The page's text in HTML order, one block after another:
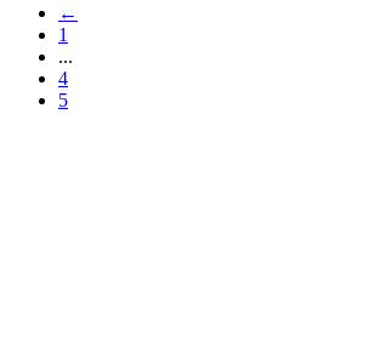
←
1
...
4
5